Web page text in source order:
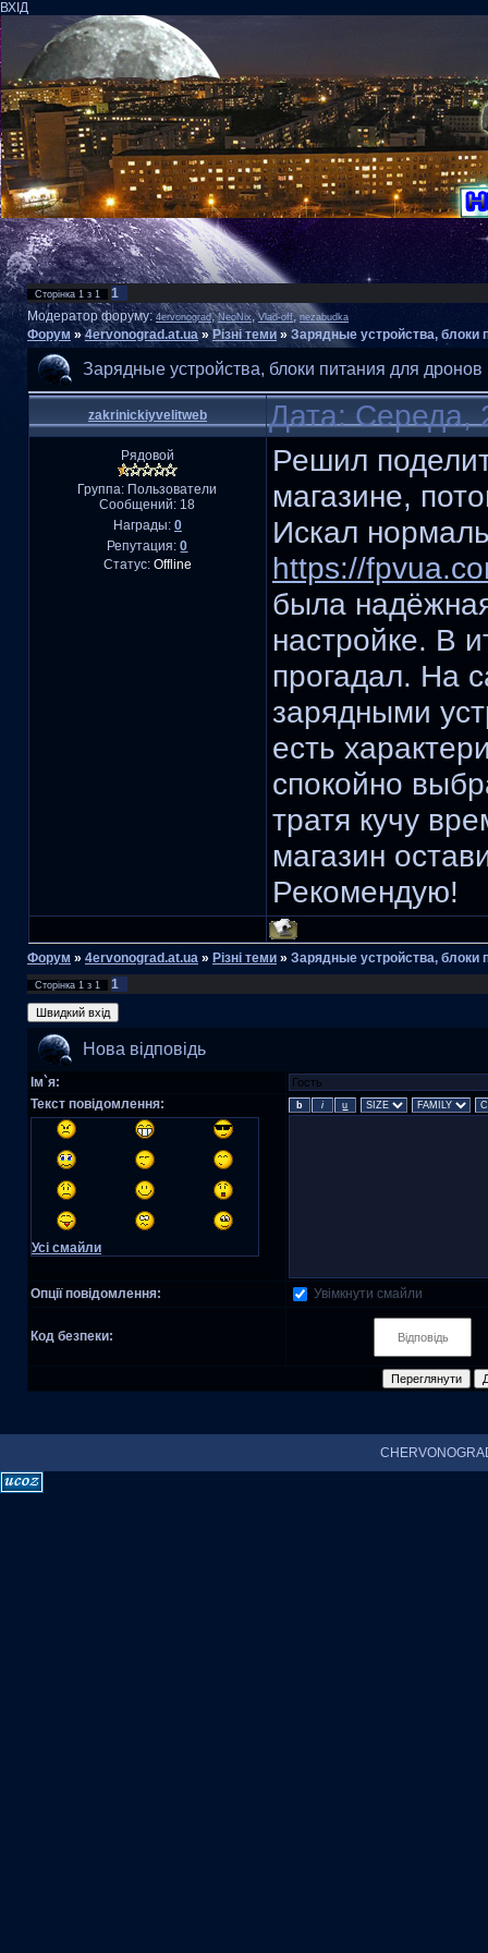
ВХІД
Сторінка 1 з 1
1
Модератор форуму:4ervonograd,NeoNix,Vlad-off,nezabudka
Форум » 4ervonograd.at.ua » Різні теми » Зарядные устройства, блоки
Зарядные устройства, блоки питания для дронов
zakrinickiyvelitweb Дата: Середа,
Рядовой
Группа: Пользователи
Сообщений: 18
Награды: 0
Репутация:0
Статус: Offline
Решил
магазине,
Искал
https://
была
настройке. В
прогадал. На
зарядными
есть
спокойно
тратя кучу
магазин
Рекомендую!
Форум » 4ervonograd.at.ua » Різні теми » Зарядные устройства, блоки
Сторінка 1 з 1 1
Нова відповідь
Ім`я:
Текст повідомлення:
Усі смайли
Опції повідомлення: Увімкнути смайли
Код безпеки: